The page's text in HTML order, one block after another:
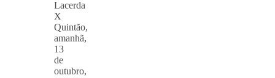
Lacerda
X
Quintão,
amanhã,
13
de
outubro,